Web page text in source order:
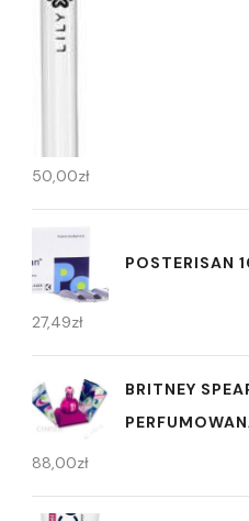
50,00zł
POSTERISAN
27,49zł
BRITNEY
88,00zł